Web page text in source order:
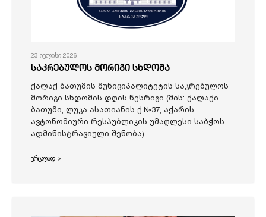
23 ივლისი 2026
საკრებულოს მორიგი სხდომა
ქალაქ ბათუმის მუნიციპალიტეტის საკრებულოს
მორიგი სხდომის დღის წესრიგი (მის: ქალაქი
ბათუმი, ლუკა ასათიანის ქ.№37, აჭარის
ავტონომიური რესპუბლიკის უმაღლესი საბჭოს
ადმინისტრაციული შენობა)
ვრცლად >